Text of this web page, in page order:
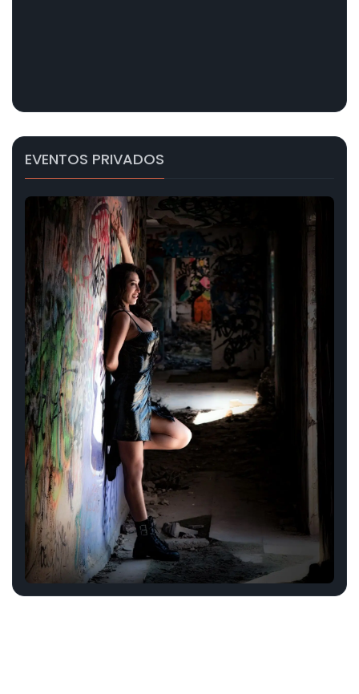
EVENTOS PRIVADOS